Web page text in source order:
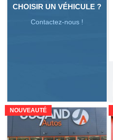
CHOISIR UN VÉHICULE ?
Contactez-nous !
NOUVEAUTÉ